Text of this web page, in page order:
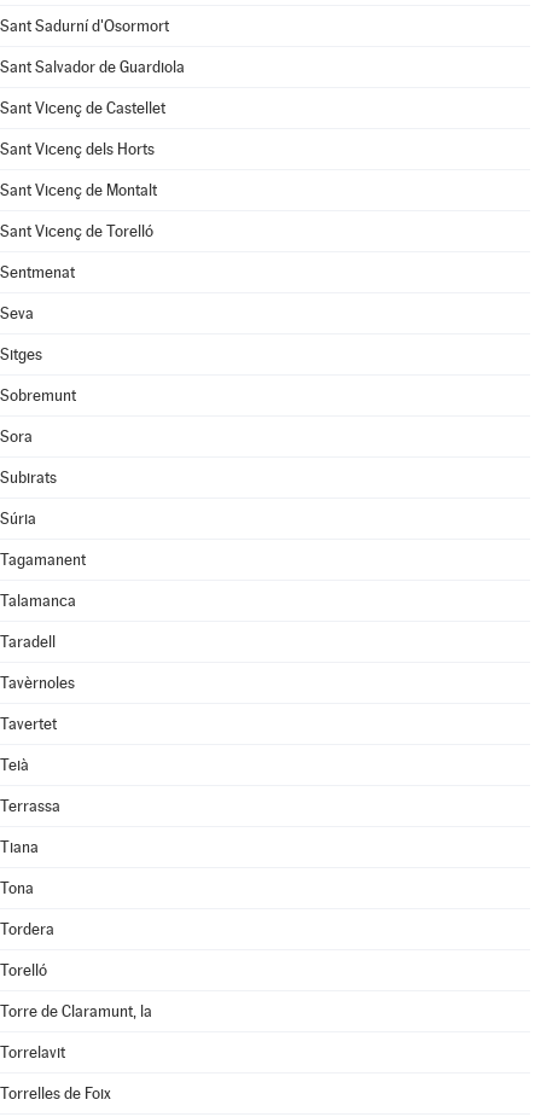
Sant Sadurní d'Osormort
Sant Salvador de Guardiola
Sant Vicenç de Castellet
Sant Vicenç dels Horts
Sant Vicenç de Montalt
Sant Vicenç de Torelló
Sentmenat
Seva
Sitges
Sobremunt
Sora
Subirats
Súria
Tagamanent
Talamanca
Taradell
Tavèrnoles
Tavertet
Teià
Terrassa
Tiana
Tona
Tordera
Torelló
Torre de Claramunt, la
Torrelavit
Torrelles de Foix